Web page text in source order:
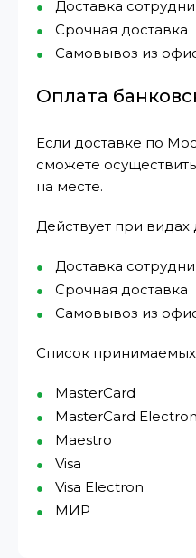
Доставка
Срочная доставка
Самовывоз из
Оплата
Если доставке по
сможете
на месте.
Действует при видах
Доставка
Срочная доставка
Самовывоз из
Список принимаемых
MasterCard
MasterCard
Maestro
Visa
Visa Electron
МИР⁠